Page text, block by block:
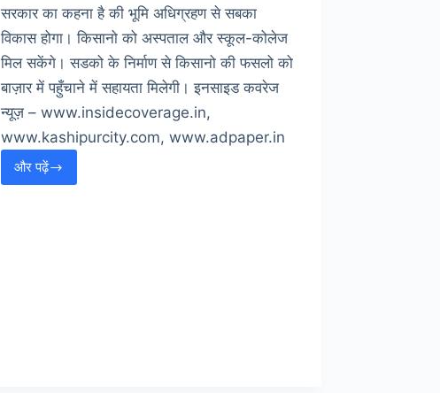
सरकार का कहना है की भूमि अधिग्रहण से सबका
विकास होगा। किसानो को अस्पताल और स्कूल-कोलेज
मिल सकेंगे। सडको के निर्माण से किसानो की फसलो को
बाज़ार में पहुँचाने में सहायता मिलेगी। इनसाइड कवरेज
न्यूज़ – www.insidecoverage.in,
www.kashipurcity.com, www.adpaper.in
और पढ़ें
भूमि